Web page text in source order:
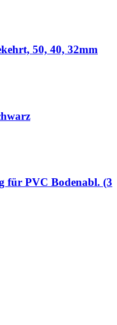
50, 40, 32mm
für PVC Bodenabl. (3